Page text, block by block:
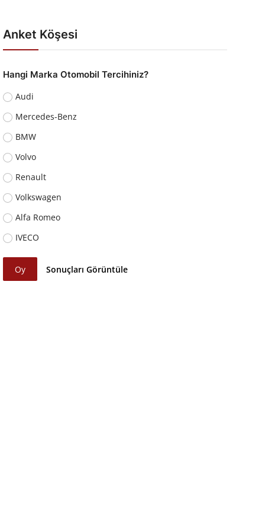
Anket Köşesi
Hangi Marka Otomobil Tercihiniz?
Audi
Mercedes-Benz
BMW
Volvo
Renault
Volkswagen
Alfa Romeo
IVECO
Oy Sonuçları Görüntüle